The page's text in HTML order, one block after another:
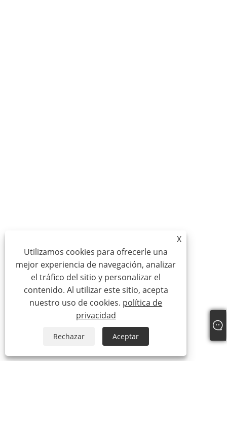
X
Utilizamos cookies para ofrecerle una
mejor experiencia de navegación, analizar
el tráfico del sitio y personalizar el
contenido. Al utilizar este sitio, acepta
nuestro uso de cookies. política de
privacidad
Rechazar Aceptar